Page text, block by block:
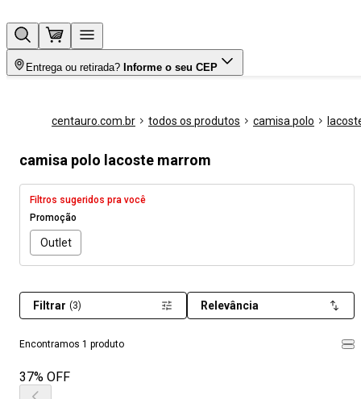
Entrega ou retirada? Informe o seu CEP
centauro.com.br todos os produtos camisa polo
camisa polo lacoste marrom
Filtros sugeridos pra você
Promoção
Outlet
Encontramos 1 produto
Filtrar (3) Relevância
37% OFF